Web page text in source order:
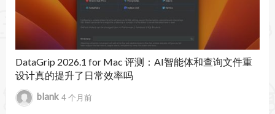
失的问题。
- 在网格编辑器中显示数组支持。
- 支持Snowflake中多个DROP COLUMNS。
- 其他bug修复和稳定性改进。
DataGrip 2026 2026.2.1 更新内容：
DataGrip 2026.1 for Mac 评测：AI智能体和查询文件重
设计真的提升了日常效率吗
blank 4 个月前